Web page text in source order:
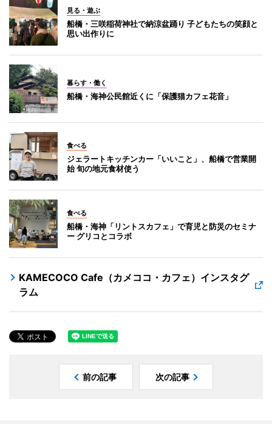
見る・遊ぶ
船橋・三咲稲荷神社で納涼盆踊り 子どもたちの笑顔と
思い出作りに
暮らす・働く
船橋・海神公民館近くに「保護猫カフェ花音」
食べる
ジェラートキッチンカー「いいこと」、船橋で営業開
始 旬の地元食材使う
食べる
船橋・海神「リントスカフェ」で育児と防災のセミナ
ー グリコとコラボ
KAMECOCO Cafe（カメココ・カフェ）インスタグ
ラム
前の記事 次の記事